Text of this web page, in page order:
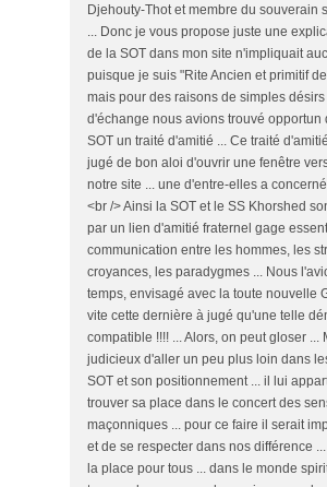
Djehouty-Thot et membre du souverain
... Donc je vous propose juste une
de la SOT dans mon site n'impliquait
puisque je suis "Rite Ancien et primitif
mais pour des raisons de simples
d'échange nous avions trouvé opportun
SOT un traité d'amitié ... Ce traité
jugé de bon aloi d'ouvrir une fenêtre
notre site ... une d'entre-elles a
<br /> Ainsi la SOT et le SS Khorshed
par un lien d'amitié fraternel gage
communication entre les hommes, les
croyances, les paradygmes ... Nous
temps, envisagé avec la toute nouvelle
vite cette dernière à jugé qu'une telle
compatible !!!! ... Alors, on peut gloser ...
judicieux d'aller un peu plus loin dans
SOT et son positionnement ... il lui
trouver sa place dans le concert des
maçonniques ... pour ce faire il serait
et de se respecter dans nos différence
la place pour tous ... dans le monde